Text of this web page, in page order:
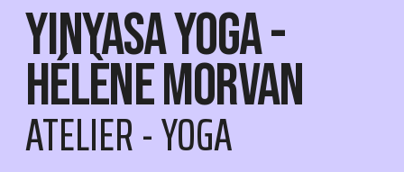
Yinyasa Yoga -
Hélène Morvan
ATELIER - YOGA